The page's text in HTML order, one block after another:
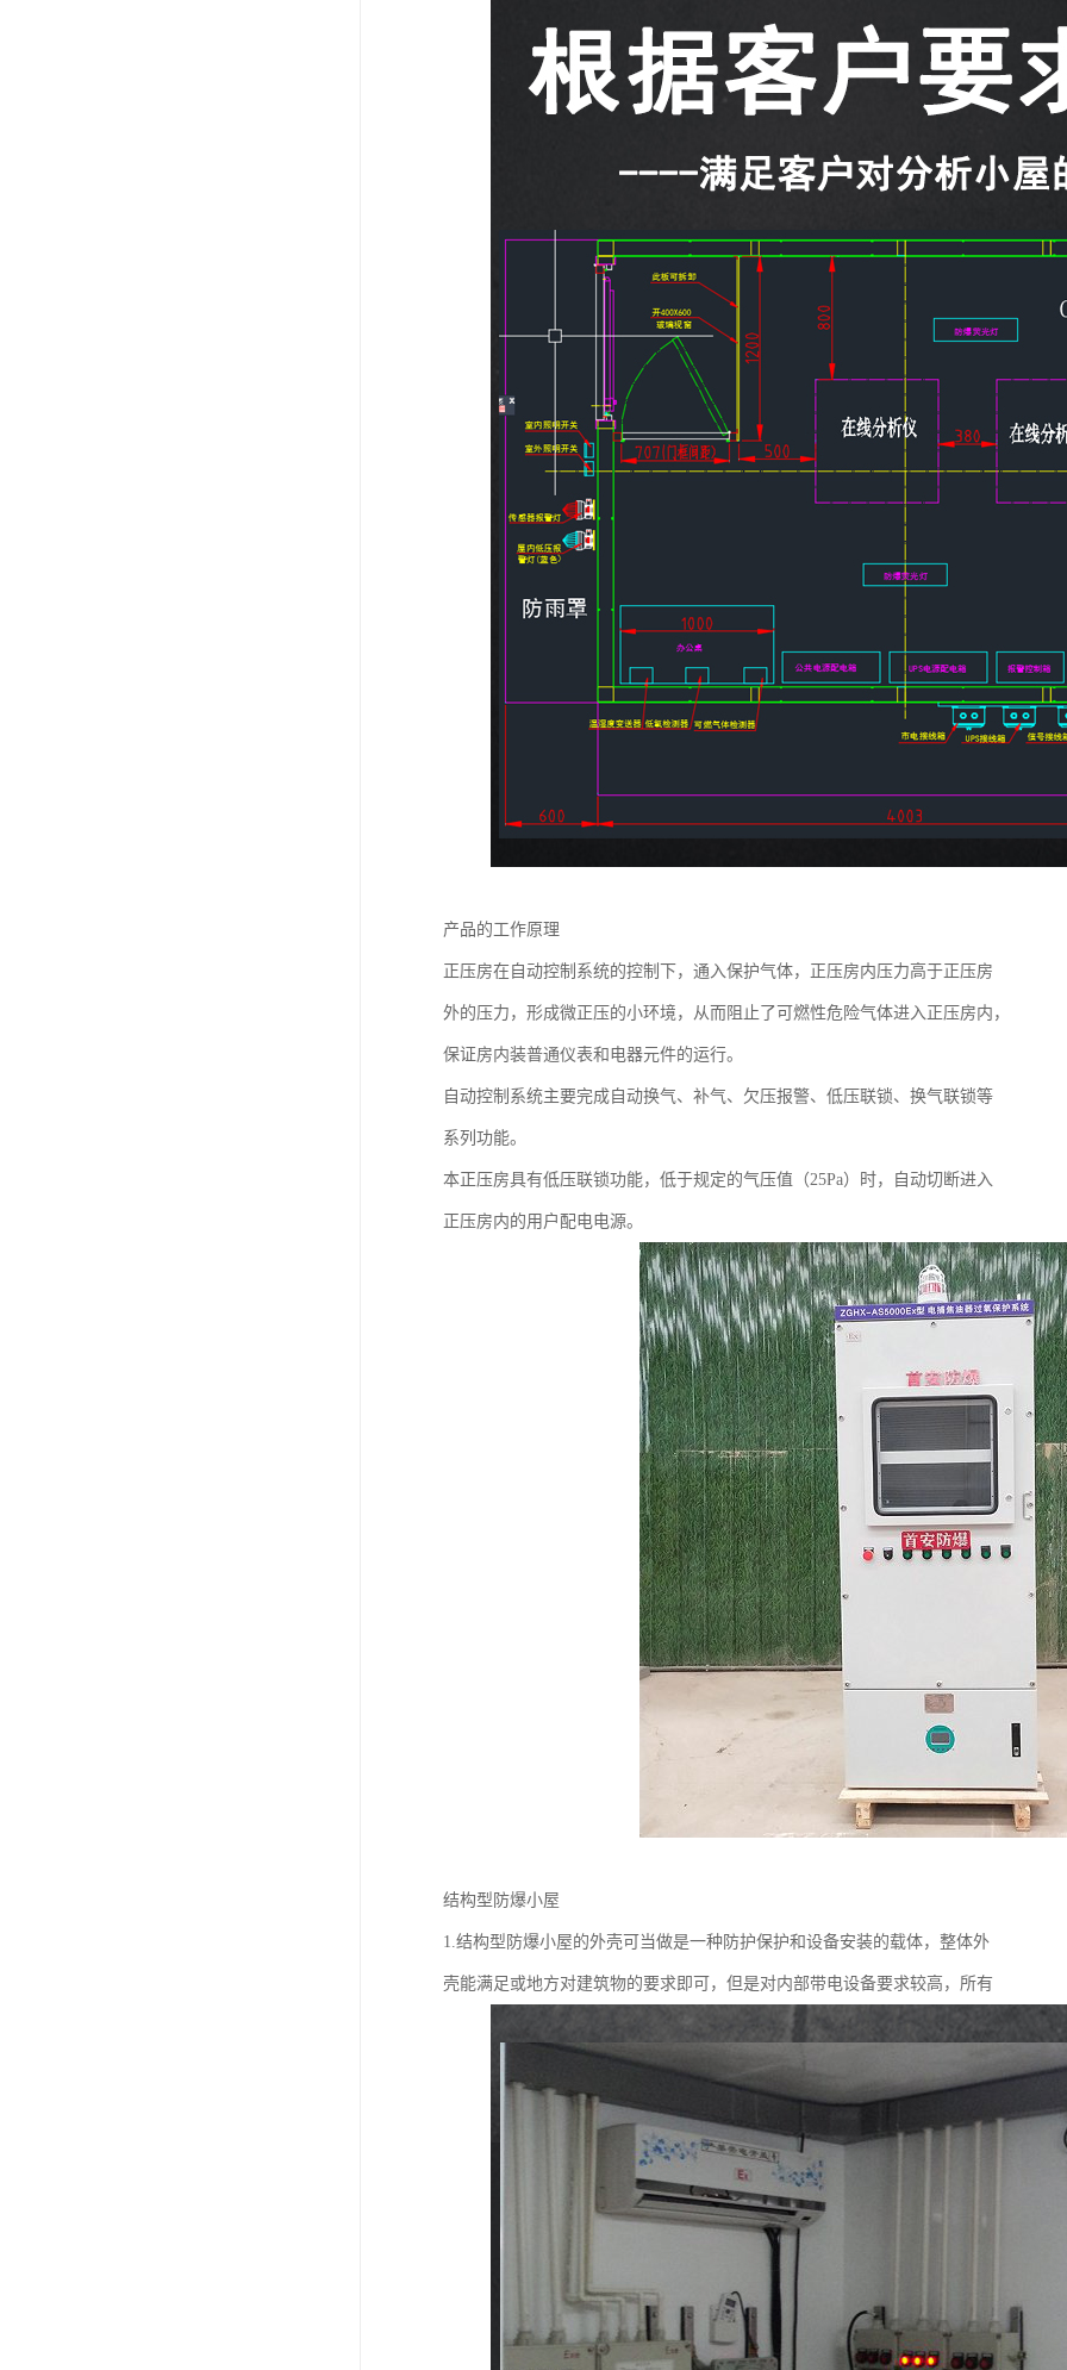
产品的工作原理
正压房在自动控制系统的控制下，通入保护气体，正压房内压力高于正压房
外的压力，形成微正压的小环境，从而阻止了可燃性危险气体进入正压房内，
保证房内装普通仪表和电器元件的运行。
自动控制系统主要完成自动换气、补气、欠压报警、低压联锁、换气联锁等
系列功能。
本正压房具有低压联锁功能，低于规定的气压值（25Pa）时，自动切断进入
正压房内的用户配电电源。
结构型防爆小屋
1.结构型防爆小屋的外壳可当做是一种防护保护和设备安装的载体，整体外
壳能满足或地方对建筑物的要求即可，但是对内部带电设备要求较高，所有